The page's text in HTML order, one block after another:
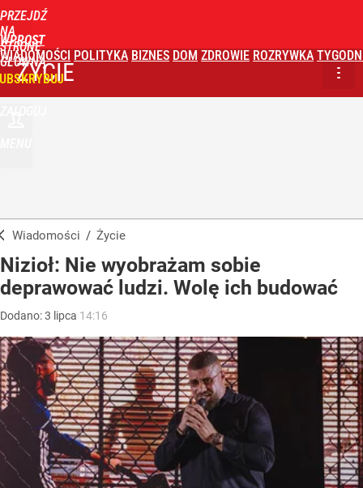
PRZEJDŹ
NA
STRONĘ
GŁÓWNĄ
WPROST
WIADOMOŚCI POLITYKA BIZNES DOM ZDROWIE ROZRYWKA
ŻYCIE
Wiadomości / Życie
Nizioł: Nie wyobrażam sobie
deprawować ludzi. Wolę ich budować
Dodano:3 lipca 14:16